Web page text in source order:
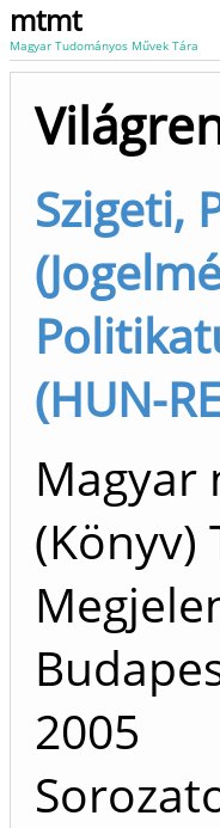
mtmt
Magyar Tudományos Művek Tára
Szigeti,
(HUN-
Magyar
(Könyv)
2005